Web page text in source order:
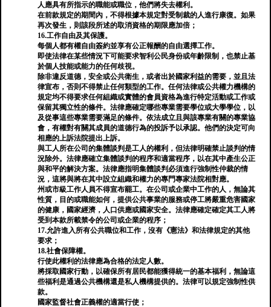
人應具有所指示的職能或職位，他們將失去權利。
在前款規定的期間內，不得根據本規定對受制裁的人進行康復。如果
再次發生，則該段所述的取消資格的期限應加倍；
16.工作自由及其保護。
每個人都有權自由簽約並享有公正報酬的自由選擇工作。
即使法律在某些情況下可能要求智利公民身份或年齡限制，也禁止基
於個人技能或能力的任何歧視。
除非違反道德，安全或公共衛生，或者出於國家利益的需要，並且法
律宣布，否則不得禁止任何類型的工作。任何法律或公共權力機構的
規定均不得要求任何組織或實體的會員資格為進行特定活動或工作或
保留其獨立性的條件。法律應確定哪些專業需要學位或大學學位，以
及從事這些專業需要滿足的條件。依法成立且與該專業有關的專業協
會，有權對有關其成員的道德行為的投訴予以承認。他們的決定可向
相應的上訴法院提出上訴。
與工人所在公司的集體談判是工人的權利，但法律明確禁止談判的情
況除外。法律應確立集體談判的程序和適當程序，以在其中產生公正
與和平的解決方案。法律應指明集體談判必須進行強制性仲裁的情
況，這將與將在其中設立組織和權力的專門專家法院相對應。
州或市級工作人員不得宣布罷工。在公司或企業中工作的人，無論其
性質，目的或職能如何，提供公共事業的服務或停工將嚴重危害國家
的健康，國家經濟，人口供應或國家安全。法律應確定確定其工人將
受到本款所載禁令的公司或企業的程序；
17.允許進入所有公共職位和工作，沒有《憲法》和法律規定的其他
要求；
18.社會保障權。
行使此權利的法律應為合格的法定人數。
將採取國家行動，以確保所有居民都能獲得統一的基本福利，無論這
些福利是通過公共機構還是私人機構提供的。法律可以規定強制性供
款。
國家監督社會正義權的適當行使；